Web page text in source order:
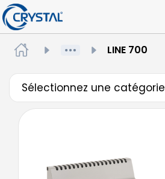
LINE 700
Sélectionnez une catégorie